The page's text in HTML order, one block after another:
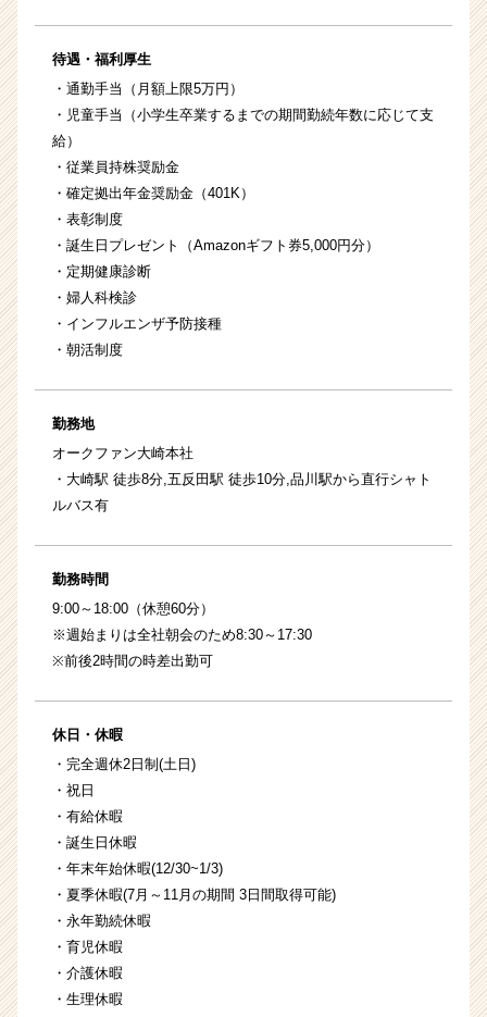
待遇・福利厚生
・通勤手当（月額上限5万円）
・児童手当（小学生卒業するまでの期間勤続年数に応じて支
給）
・従業員持株奨励金
・確定拠出年金奨励金（401K）
・表彰制度
・誕生日プレゼント（Amazonギフト券5,000円分）
・定期健康診断
・婦人科検診
・インフルエンザ予防接種
・朝活制度
勤務地
オークファン大崎本社
・大崎駅 徒歩8分,五反田駅 徒歩10分,品川駅から直行シャト
ルバス有
勤務時間
9:00～18:00（休憩60分）
※週始まりは全社朝会のため8:30～17:30
※前後2時間の時差出勤可
休日・休暇
・完全週休2日制(土日)
・祝日
・有給休暇
・誕生日休暇
・年末年始休暇(12/30~1/3)
・夏季休暇(7月～11月の期間 3日間取得可能)
・永年勤続休暇
・育児休暇
・介護休暇
・生理休暇